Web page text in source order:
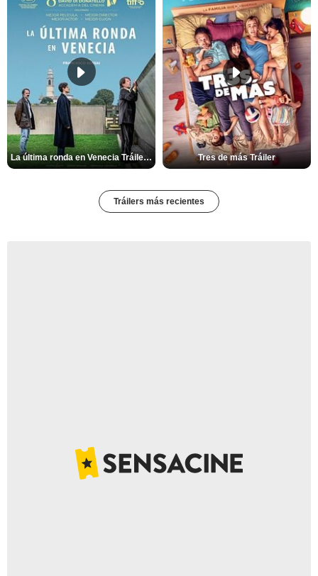
La última ronda en Venecia Tráiler VOSE Tres de más Tráiler
Tráilers más recientes